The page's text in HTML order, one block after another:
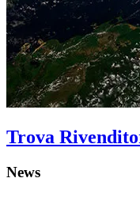
Trova
News